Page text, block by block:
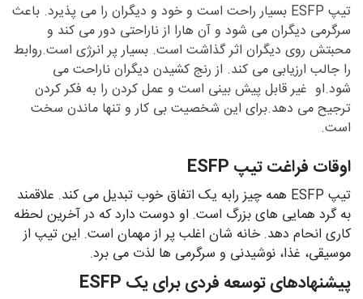
تیپ ESFP بسیار راحت است و خود و دیگران را می پذیرد. باعث
سرگرمی دیگران می شود و آن هارا از ناراحتی دور می کند و
محبتش روی دیگران اثر گذاشت است. بسیار پر انرژی است.روابط
را جالب ارزیابی می کند. از رنج کشیدن دیگران ناراحت می
شود.او غیر قابل پیش بینی است و عمل کردن را به فکر کردن
ترجیح می دهد.برای این شخصیت بی کار و تنها ماندن سخت
است.
اوقات فراغت تیپ ESFP
تیپ ESFP
همه چیز رابه یک اتفاق خوب تبدیل می کند. علاقمند
به گرد همایی های بزرگ است. او دوست دارد که در آخرین لحظه
کاری انحام دهد. خانه شان اغلب پر از مهمان است. این تیپ از
موسیقی، غذا، نوشیدنی و سرگرمی ها لذت می برد.
پیشنهادهای توسعه فردی برای یک ESFP